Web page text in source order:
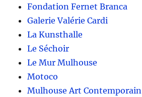
Fondation Fernet Branca
Galerie Valérie Cardi
La Kunsthalle
Le Séchoir
Le Mur Mulhouse
Motoco
Mulhouse Art Contemporain